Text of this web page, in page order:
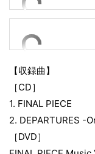
【収録曲】
［CD］
1. FINAL PIECE
2. DEPARTURES -
［DVD］